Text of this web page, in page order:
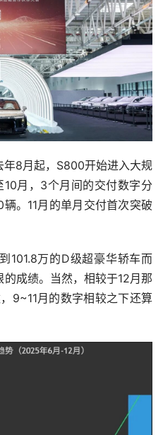
8月起，S800开始进入大规
月，3个月间的交付数字分
。11月的单月交付首次突破
101.8万的D级超豪华轿车而
成绩。当然，相较于12月那
9~11月的数字相较之下还算